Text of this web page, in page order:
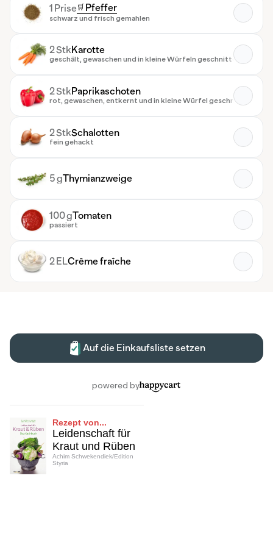
Rezept von...
Leidenschaft für
Kraut und Rüben
Achim Schwekendiek/Edition
Styria